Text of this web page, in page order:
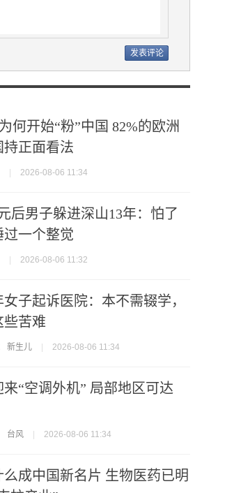
何开始“粉”中国 82%的欧洲
持正面看法
| 2026-08-06 11:34
后男子躲进深山13年：怕了
过一个整觉
| 2026-08-06 11:32
子起诉医院：本不需辍学，
些苦难
新生儿 | 2026-08-06 11:34
“空调外机” 局部地区可达
台风 | 2026-08-06 11:34
成中国新名片 生物医药已明